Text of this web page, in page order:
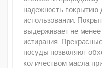
надежность покрытию
использовании.
выдерживает не менее
истирания.
посуды позволяют
количеством масла